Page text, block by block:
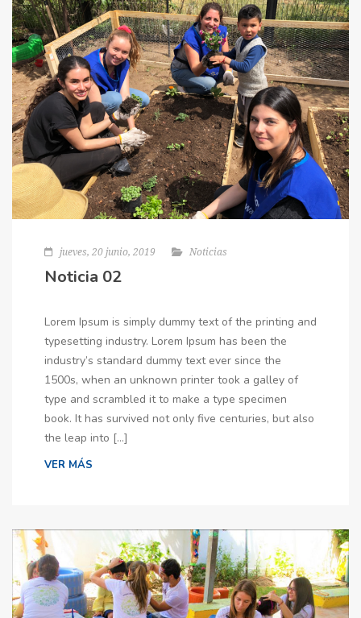
jueves, 20 junio, 2019 Noticias
Noticia 02
Lorem Ipsum is simply dummy text of the printing and
typesetting industry. Lorem Ipsum has been the
industry’s standard dummy text ever since the
1500s, when an unknown printer took a galley of
type and scrambled it to make a type specimen
book. It has survived not only five centuries, but also
the leap into […]
VER MÁS